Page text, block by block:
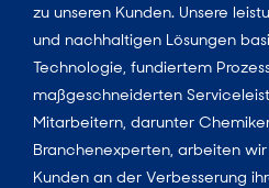
zu unseren Kunden. Unsere
und nachhaltigen Lösungen
Technologie, fundiertem
maßgeschneiderten
Mitarbeitern, darunter
Branchenexperten, arbeiten
Kunden an der Verbesserung